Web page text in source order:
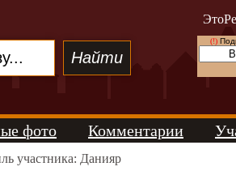
(!)
фото Комментарии
участника: Данияр